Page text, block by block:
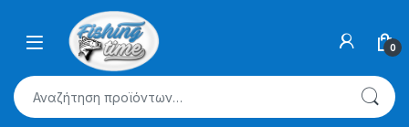
Skip to navigation
0
Αναζήτηση για: